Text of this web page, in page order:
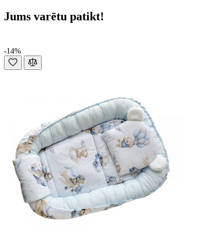
Jums varētu patikt!
-14%